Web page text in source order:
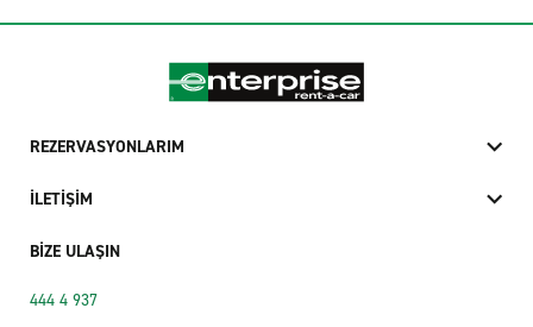
REZERVASYONLARIM
İLETİŞİM
BİZE ULAŞIN
444 4 937